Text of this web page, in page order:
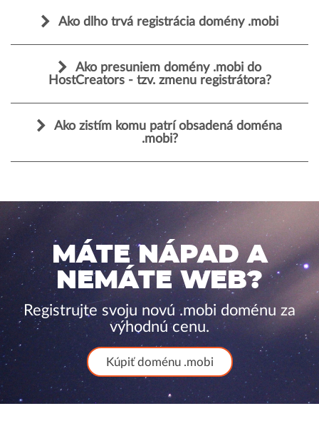
Ako dlho trvá registrácia domény .mobi
Ako presuniem domény .mobi do
HostCreators - tzv. zmenu registrátora?
Ako zistím komu patrí obsadená doména
.mobi?
MÁTE NÁPAD A
NEMÁTE WEB?
Registrujte svoju novú .mobi doménu za
výhodnú cenu.
Kúpiť doménu .mobi